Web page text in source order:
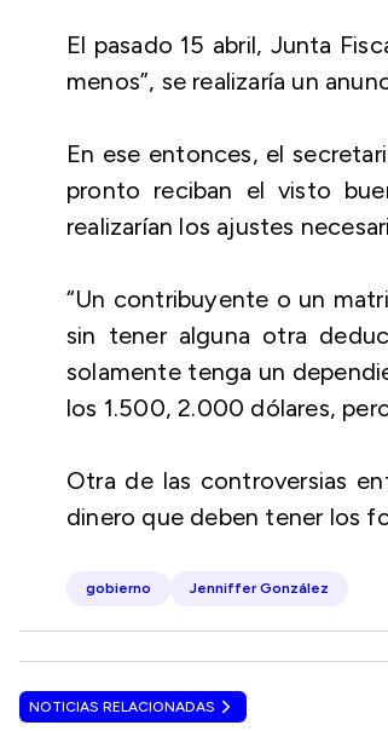
El pasado 15 abril, Junta
menos”, se realizaría un
En ese entonces, el
pronto reciban el visto
realizarían los ajustes
“Un contribuyente o un
sin tener alguna otra
solamente tenga un
los 1.500, 2.000 dólares,
Otra de las controversias
dinero que deben tener los
gobierno Jenniffer González
NOTICIAS RELACIONADAS